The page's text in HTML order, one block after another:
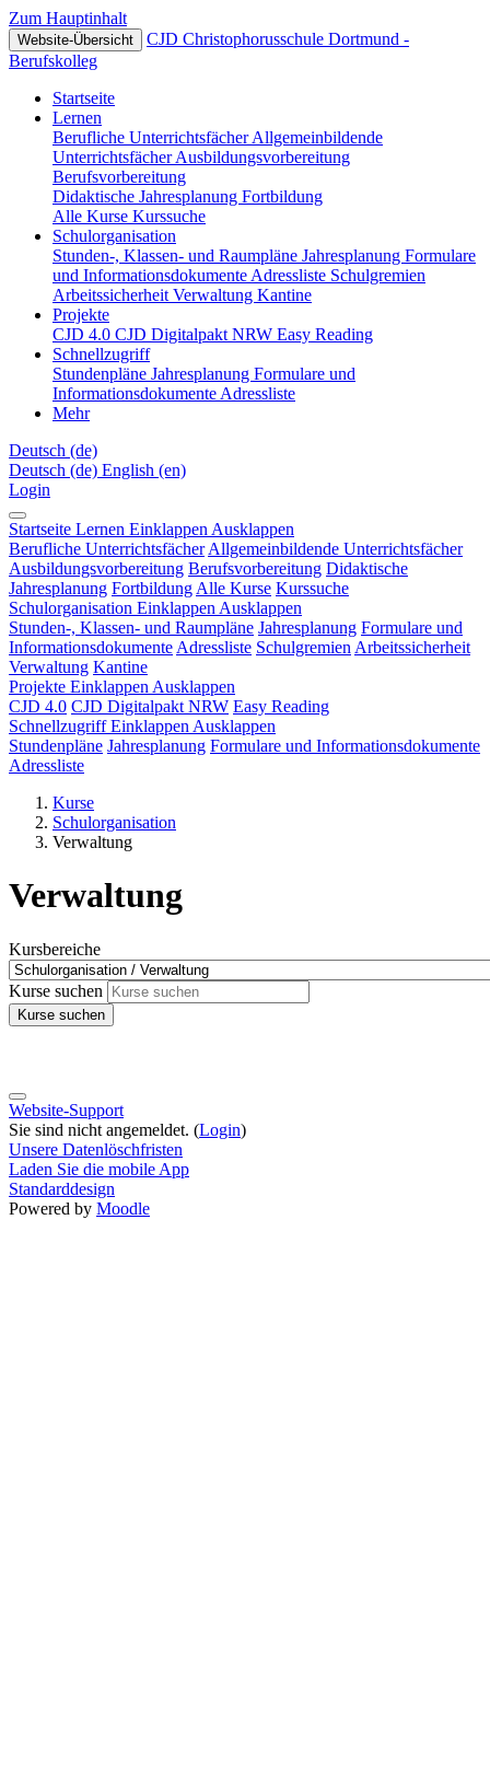
Zum Hauptinhalt
Website-Übersicht
CJD Christophorusschule Dortmund -
Berufskolleg
Startseite
Lernen
Berufliche UnterrichtsfächerAllgemeinbildende
UnterrichtsfächerAusbildungsvorbereitung
Berufsvorbereitung
Didaktische Jahresplanung Fortbildung
Alle Kurse Kurssuche
Schulorganisation
Stunden-, Klassen- und Raumpläne Jahresplanung Formulare
und Informationsdokumente Adressliste Schulgremien
Arbeitssicherheit Verwaltung Kantine
Projekte
CJD 4.0 CJD Digitalpakt NRW Easy Reading
Schnellzugriff
Stundenpläne Jahresplanung Formulare und
Informationsdokumente Adressliste
Mehr
Deutsch ‎(de)‎
Deutsch ‎(de)‎ English ‎(en)‎
Login
Startseite Lernen Einklappen Ausklappen
Berufliche Unterrichtsfächer Allgemeinbildende Unterrichtsfächer
Ausbildungsvorbereitung Berufsvorbereitung Didaktische
Jahresplanung Fortbildung Alle Kurse Kurssuche
Schulorganisation Einklappen Ausklappen
Stunden-, Klassen- und Raumpläne Jahresplanung Formulare und
Informationsdokumente Adressliste Schulgremien Arbeitssicherheit
Verwaltung Kantine
Projekte Einklappen Ausklappen
CJD 4.0 CJD Digitalpakt NRW Easy Reading
SchnellzugriffEinklappen Ausklappen
Stundenpläne Jahresplanung Formulare und Informationsdokumente
Adressliste
Kurse
Schulorganisation
Verwaltung
Verwaltung
Kursbereiche
Kurse suchen
Kurse suchen
Website-Support
Sie sind nicht angemeldet. (Login)
Unsere Datenlöschfristen
Laden Sie die mobile App
Standarddesign
Powered by Moodle